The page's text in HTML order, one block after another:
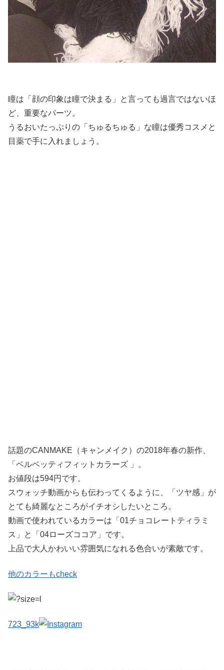
瞳は「顔の印象は瞳で決まる」と言っても過言ではないほ
ど、重要なパーツ。
うるおいたっぷりの「ちゅるちゅる」な瞳は優秀コスメと
目薬で手に入れましょう。
話題のCANMAKE（キャンメイク）の2018年春の新作、
「ベルベッティフィットカラーズ 」。
お値段は594円です。
スウォッチ動画からも伝わってくるように、「ツヤ感」が
とても綺麗なところがイチオシしたいところ。
動画で使われているカラーは「01チョコレートティラミ
ス」と「04ローズココア」です。
上品で大人かわいい雰囲気になれる色合いが素敵です。
他のカラーもcheck
723_93k